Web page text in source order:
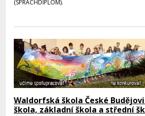
(SPRACHDIPLOM).
Waldorfská škola České
škola, základní škola a střední